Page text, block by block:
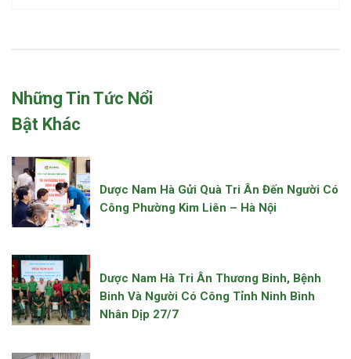
Những Tin Tức Nổi
Bật Khác
Dược Nam Hà Gửi Quà Tri Ân Đến Người Có
Công Phường Kim Liên – Hà Nội
Dược Nam Hà Tri Ân Thương Binh, Bệnh
Binh Và Người Có Công Tỉnh Ninh Bình
Nhân Dịp 27/7